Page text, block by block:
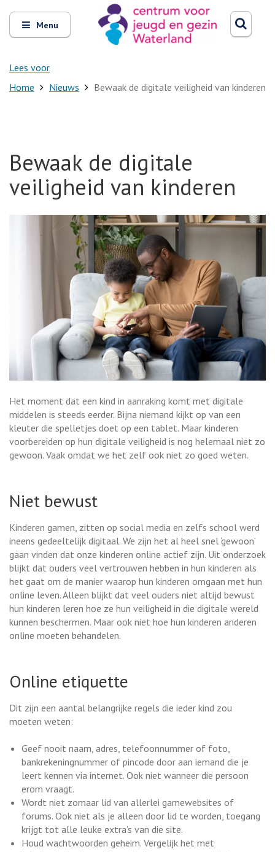
Open
en
sluit
Menu
Lees voor
Zoeken
Home Nieuws Bewaak de digitale veiligheid van kinderen
Bewaak de digitale
veiligheid van kinderen
Het moment dat een kind in aanraking komt met digitale
middelen is steeds eerder. Bijna niemand kijkt op van een
kleuter die spelletjes doet op een tablet. Maar kinderen
voorbereiden op hun digitale veiligheid is nog helemaal niet zo
gewoon. Vaak omdat we het zelf ook niet zo goed weten.
Niet bewust
Kinderen gamen, zitten op social media en zelfs school werd
ineens gedeeltelijk digitaal. We zijn het al heel snel ‘gewoon’
gaan vinden dat onze kinderen online actief zijn. Uit onderzoek
blijkt dat ouders veel vertrouwen hebben in hun kinderen als
het gaat om de manier waarop hun kinderen omgaan met hun
online leven. Alleen blijkt dat veel ouders niet altijd bewust
hun kinderen leren hoe ze hun veiligheid in die digitale wereld
kunnen beschermen. Maar ook niet hoe hun kinderen anderen
online moeten behandelen.
Online etiquette
Dit zijn een aantal belangrijke regels die ieder kind zou
moeten weten:
Geef nooit naam, adres, telefoonnummer of foto,
bankrekeningnummer of pincode door aan iemand die je
leert kennen via internet. Ook niet wanneer die persoon
erom vraagt.
Wordt niet zomaar lid van allerlei gamewebsites of
forums. Ook niet als je alleen door lid te worden, toegang
krijgt tot alle leuke extra’s van die site.
Houd wachtwoorden geheim. Vergelijk het met